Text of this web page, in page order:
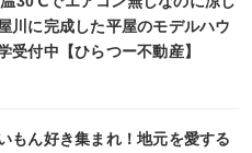
川に完成した平屋のモデルハウ
受付中【ひらつー不動産】
もん好き集まれ！地元を愛する